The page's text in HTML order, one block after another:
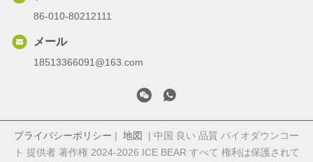
86-010-80212111
メール
18513366091@163.com
プライバシーポリシー | 地図
| 中国 良い 品質 バイオダウンコー
ト 提供者 著作権 2024-2026 ICE BEAR すべて 権利は保護されて